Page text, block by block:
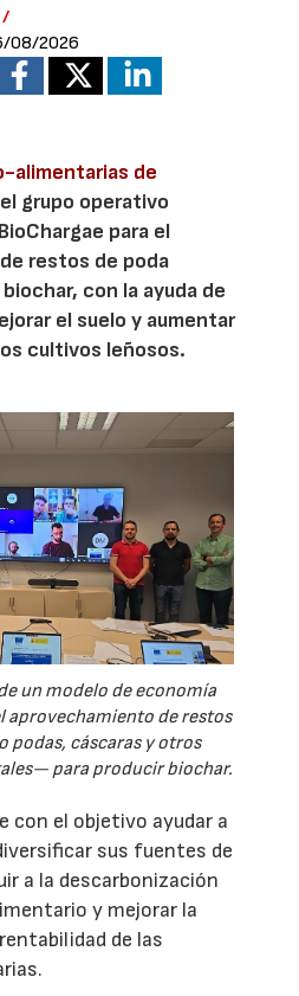
/
08/2026
alimentarias de
grupo operativo
para el
restos de poda
con la ayuda de
el suelo y aumentar
cultivos leñosos.
un modelo de economía
aprovechamiento de restos
podas, cáscaras y otros
para producir biochar.
con el objetivo ayudar a
sus fuentes de
a la descarbonización
y mejorar la
de las